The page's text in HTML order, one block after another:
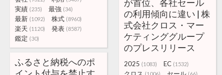
実績 (235) 最強 (34)
最新 (1092) 株式 (8960)
楽天 (1120) 発表 (8587)
鑑定 (30)
が首位、各社セール
の利用傾向に違い | 株
式会社クロス・マー
ケティンググループ
のプレスリリース
2025 (1083) EC (1532)
ふるさと納税へのポ